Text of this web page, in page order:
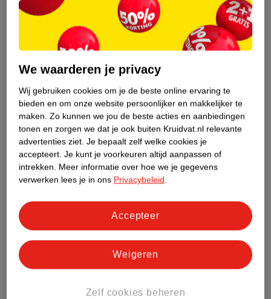
De fruit- en maaltijdpotjes zijn afgestemd op de
leeftijd van je kindje. Zo zijn erpotjes voor baby’s
vanaf 4 maandenmet enkele smaken, zoals
vanaf 12 maandenmet bijvoorbeeld lasagne en
volkoren pasta. Het is belangrijk om je keuze af te
stemmen op de leeftijd van je kindje, vooral jonge
baby’s kunnen nog niet alle fruit- en groentesoorten
verdragen.
Ben je onderweg of gaat je kindje uit logeren? Ook
dan zijn de potjes ideaal om mee te nemen!
Dat wordt lekker gevarieerd smullen van onze
nieuwe biologische hapjes! Ga snel naar onze
webshopof winkel en haal ze in huis.
Dit artikel is voor het laatst bijgewerkt op 22
We waarderen je privacy
Wij gebruiken cookies om je de beste online ervaring te
bieden en om onze website persoonlijker en makkelijker te
maken. Zo kunnen we jou de beste acties en aanbiedingen
tonen en zorgen we dat je ook buiten Kruidvat.nl relevante
advertenties ziet. Je bepaalt zelf welke cookies je
accepteert. Je kunt je voorkeuren altijd aanpassen of
intrekken. Meer informatie over hoe we je gegevens
verwerken lees je in ons Privacybeleid.
Zelf cookies beheren
Weigeren
Accepteer